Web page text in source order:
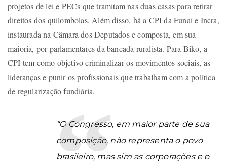
projetos de lei e PECs que tramitam nas duas casas para retirar
direitos dos quilombolas. Além disso, há a CPI da Funai e Incra,
instaurada na Câmara dos Deputados e composta, em sua
maioria, por parlamentares da bancada ruralista. Para Biko, a
CPI tem como objetivo criminalizar os movimentos sociais, as
lideranças e punir os profissionais que trabalham com a política
de regularização fundiária.
“O Congresso, em maior parte de sua
composição, não representa o povo
brasileiro, mas sim as corporações e o